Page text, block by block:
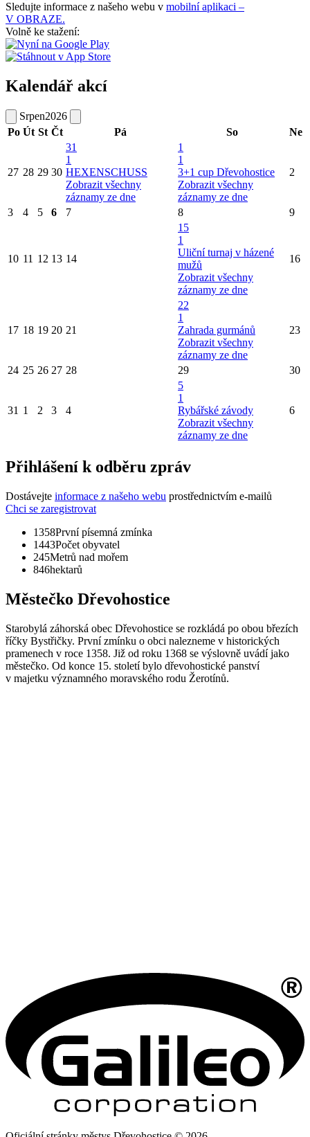
Sledujte informace z našeho webu v mobilní aplikaci –
V OBRAZE.
Volně ke stažení:
Kalendář akcí
Srpen2026
Po Út St Čt Pá So Ne
27 28 29 30
31
1
HEXENSCHUSS
Zobrazit všechny
záznamy ze dne
1
1
3+1 cup Dřevohostice
Zobrazit všechny
záznamy ze dne
2
3 4 5 6 7 8 9
10 11 12 13 14
15
1
Uliční turnaj v házené
mužů
Zobrazit všechny
záznamy ze dne
16
17 18 19 20 21
22
1
Zahrada gurmánů
Zobrazit všechny
záznamy ze dne
23
24 25 26 27 28 29 30
31 1 2 3 4
5
1
Rybářské závody
Zobrazit všechny
záznamy ze dne
6
Přihlášení k odběru zpráv
Dostávejte informace z našeho webu prostřednictvím e-mailů
Chci se zaregistrovat
1358První písemná zmínka
1443Počet obyvatel
245Metrů nad mořem
846hektarů
Městečko Dřevohostice
Starobylá záhorská obec Dřevohostice se rozkládá po obou březích
říčky Bystřičky. První zmínku o obci nalezneme v historických
pramenech v roce 1358. Již od roku 1368 se výslovně uvádí jako
městečko. Od konce 15. století bylo dřevohostické panství
v majetku významného moravského rodu Žerotínů.